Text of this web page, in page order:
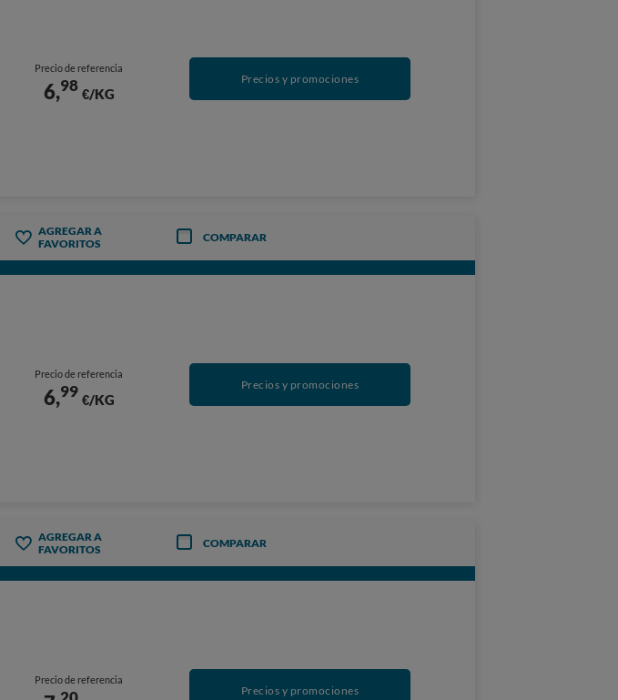
Precio de referencia
6,98 €/KG
Precios y promociones
AGREGAR A
FAVORITOS
COMPARAR
Precio de referencia
6,99 €/KG
Precios y promociones
AGREGAR A
FAVORITOS
COMPARAR
Precio de referencia
Precios y promociones